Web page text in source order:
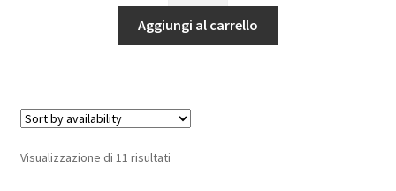
S350
Giunti
A/P
(2)
NEW2018
Aggiungi al carrello
Visualizzazione di 11 risultati